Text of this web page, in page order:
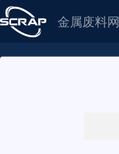
金属废料网